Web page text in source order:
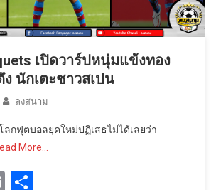
เปิดวาร์ปหนุ่มแข้งทอง
นักเตะชาวสเปน
ลงสนาม
ลกฟุตบอลยุคใหม่ปฏิเสธไม่ได้เลยว่า
More…
Email